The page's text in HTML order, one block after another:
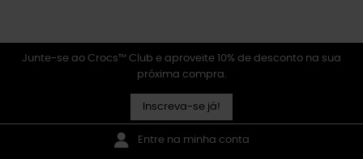
Junte-se ao Crocs™ Club e aproveite 10% de desconto na sua
próxima compra.
Inscreva-se já!
Entre na minha conta